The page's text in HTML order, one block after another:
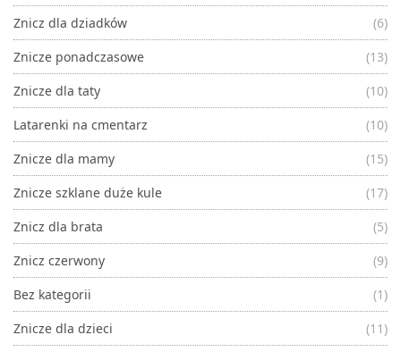
Znicz dla dziadków
(6)
Znicze ponadczasowe
(13)
Znicze dla taty
(10)
Latarenki na cmentarz
(10)
Znicze dla mamy
(15)
Znicze szklane duże kule
(17)
Znicz dla brata
(5)
Znicz czerwony
(9)
Bez kategorii
(1)
Znicze dla dzieci
(11)